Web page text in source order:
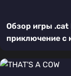
Обзор игры .cat
приключение с